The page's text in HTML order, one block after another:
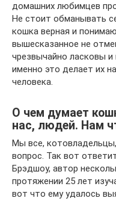
домашних любимцев
Не стоит обманывать
кошка верная и
вышесказанное не
чрезвычайно ласковы
именно это делает их
человека.
О чем думает
наc, людей. Нам
Мы все,
вопрос. Так вот
Брэдшоу, автор
протяжении 25 лет
вот что ему удалось